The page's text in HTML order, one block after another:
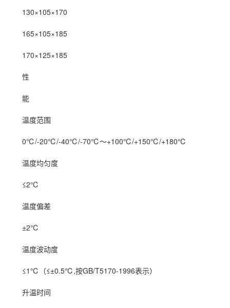
130×105×170
165×105×185
170×125×185
性
能
温度范围
0℃/-20℃/-40℃/-70℃～+100℃/+150℃/+180℃
温度均匀度
≤2℃
温度偏差
±2℃
温度波动度
≤1℃（≤±0.5℃,按GB/T5170-1996表示）
升温时间